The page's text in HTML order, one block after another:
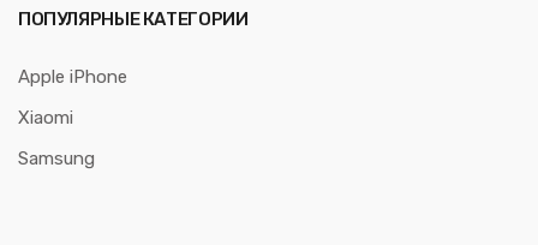
ПОПУЛЯРНЫЕ КАТЕГОРИИ
Apple iPhone
Xiaomi
Samsung